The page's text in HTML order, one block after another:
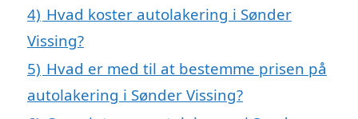
4) Hvad koster autolakering i Sønder
Vissing?
5) Hvad er med til at bestemme prisen på
autolakering i Sønder Vissing?